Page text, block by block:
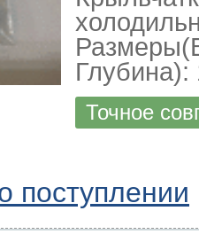
Глубина):
Точное
поступлении